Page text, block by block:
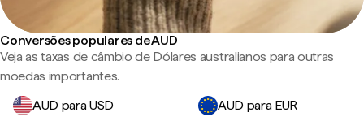
Conversões populares de AUD
Veja as taxas de câmbio de Dólares australianos para outras
moedas importantes.
AUD para USD
AUD para EUR